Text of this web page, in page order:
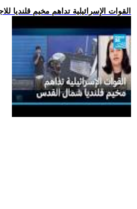
.. القوات الإسرائيلية تداهم مخيم قلنديا